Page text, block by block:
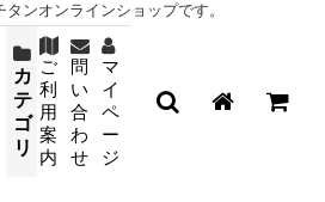
ンオンラインショップです。
カ
テ
ゴ
リ
ご
利
用
案
内
問
い
合
わ
せ
マ
イ
ペ
ー
ジ